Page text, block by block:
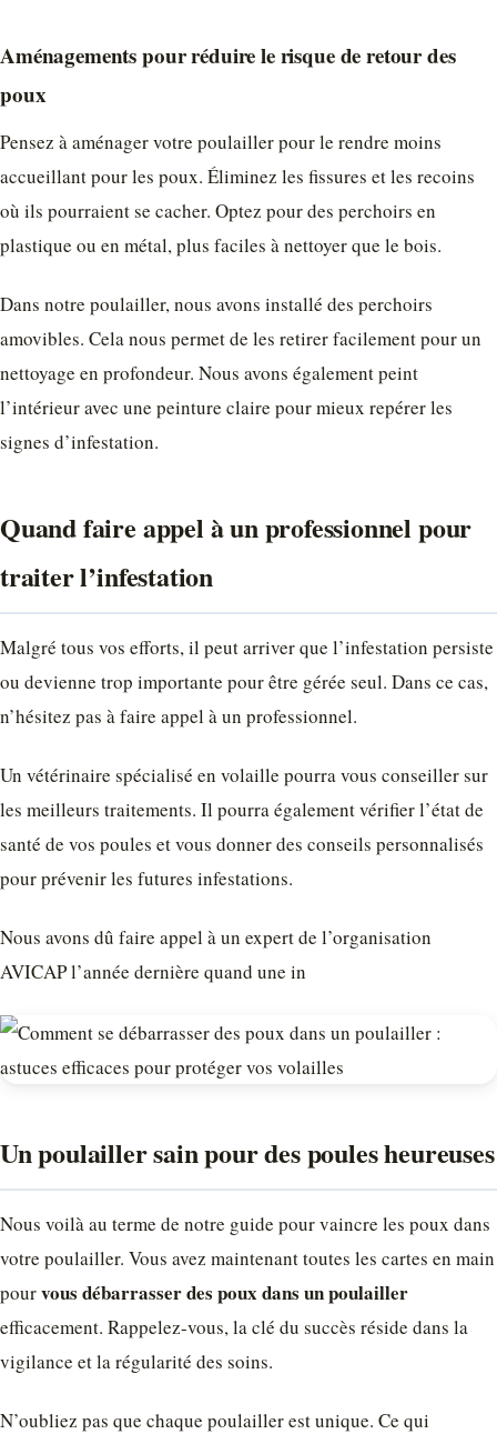
Aménagements pour réduire le risque de retour des
poux
Pensez à aménager votre poulailler pour le rendre moins
accueillant pour les poux. Éliminez les fissures et les recoins
où ils pourraient se cacher. Optez pour des perchoirs en
plastique ou en métal, plus faciles à nettoyer que le bois.
Dans notre poulailler, nous avons installé des perchoirs
amovibles. Cela nous permet de les retirer facilement pour un
nettoyage en profondeur. Nous avons également peint
l’intérieur avec une peinture claire pour mieux repérer les
signes d’infestation.
Quand faire appel à un professionnel pour
traiter l’infestation
Malgré tous vos efforts, il peut arriver que l’infestation persiste
ou devienne trop importante pour être gérée seul. Dans ce cas,
n’hésitez pas à faire appel à un professionnel.
Un vétérinaire spécialisé en volaille pourra vous conseiller sur
les meilleurs traitements. Il pourra également vérifier l’état de
santé de vos poules et vous donner des conseils personnalisés
pour prévenir les futures infestations.
Nous avons dû faire appel à un expert de l’organisation
AVICAP l’année dernière quand une in
Un poulailler sain pour des poules heureuses
Nous voilà au terme de notre guide pour vaincre les poux dans
votre poulailler. Vous avez maintenant toutes les cartes en main
pourvous débarrasser des poux dans un poulailler
efficacement. Rappelez-vous, la clé du succès réside dans la
vigilance et la régularité des soins.
N’oubliez pas que chaque poulailler est unique. Ce qui